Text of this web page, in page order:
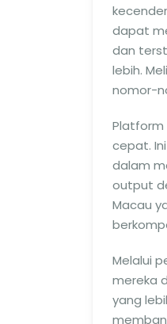
dapat
dan
lebih.
nomor-
Platform
cepat.
dalam
output
Macau
Melalui
mereka
yang